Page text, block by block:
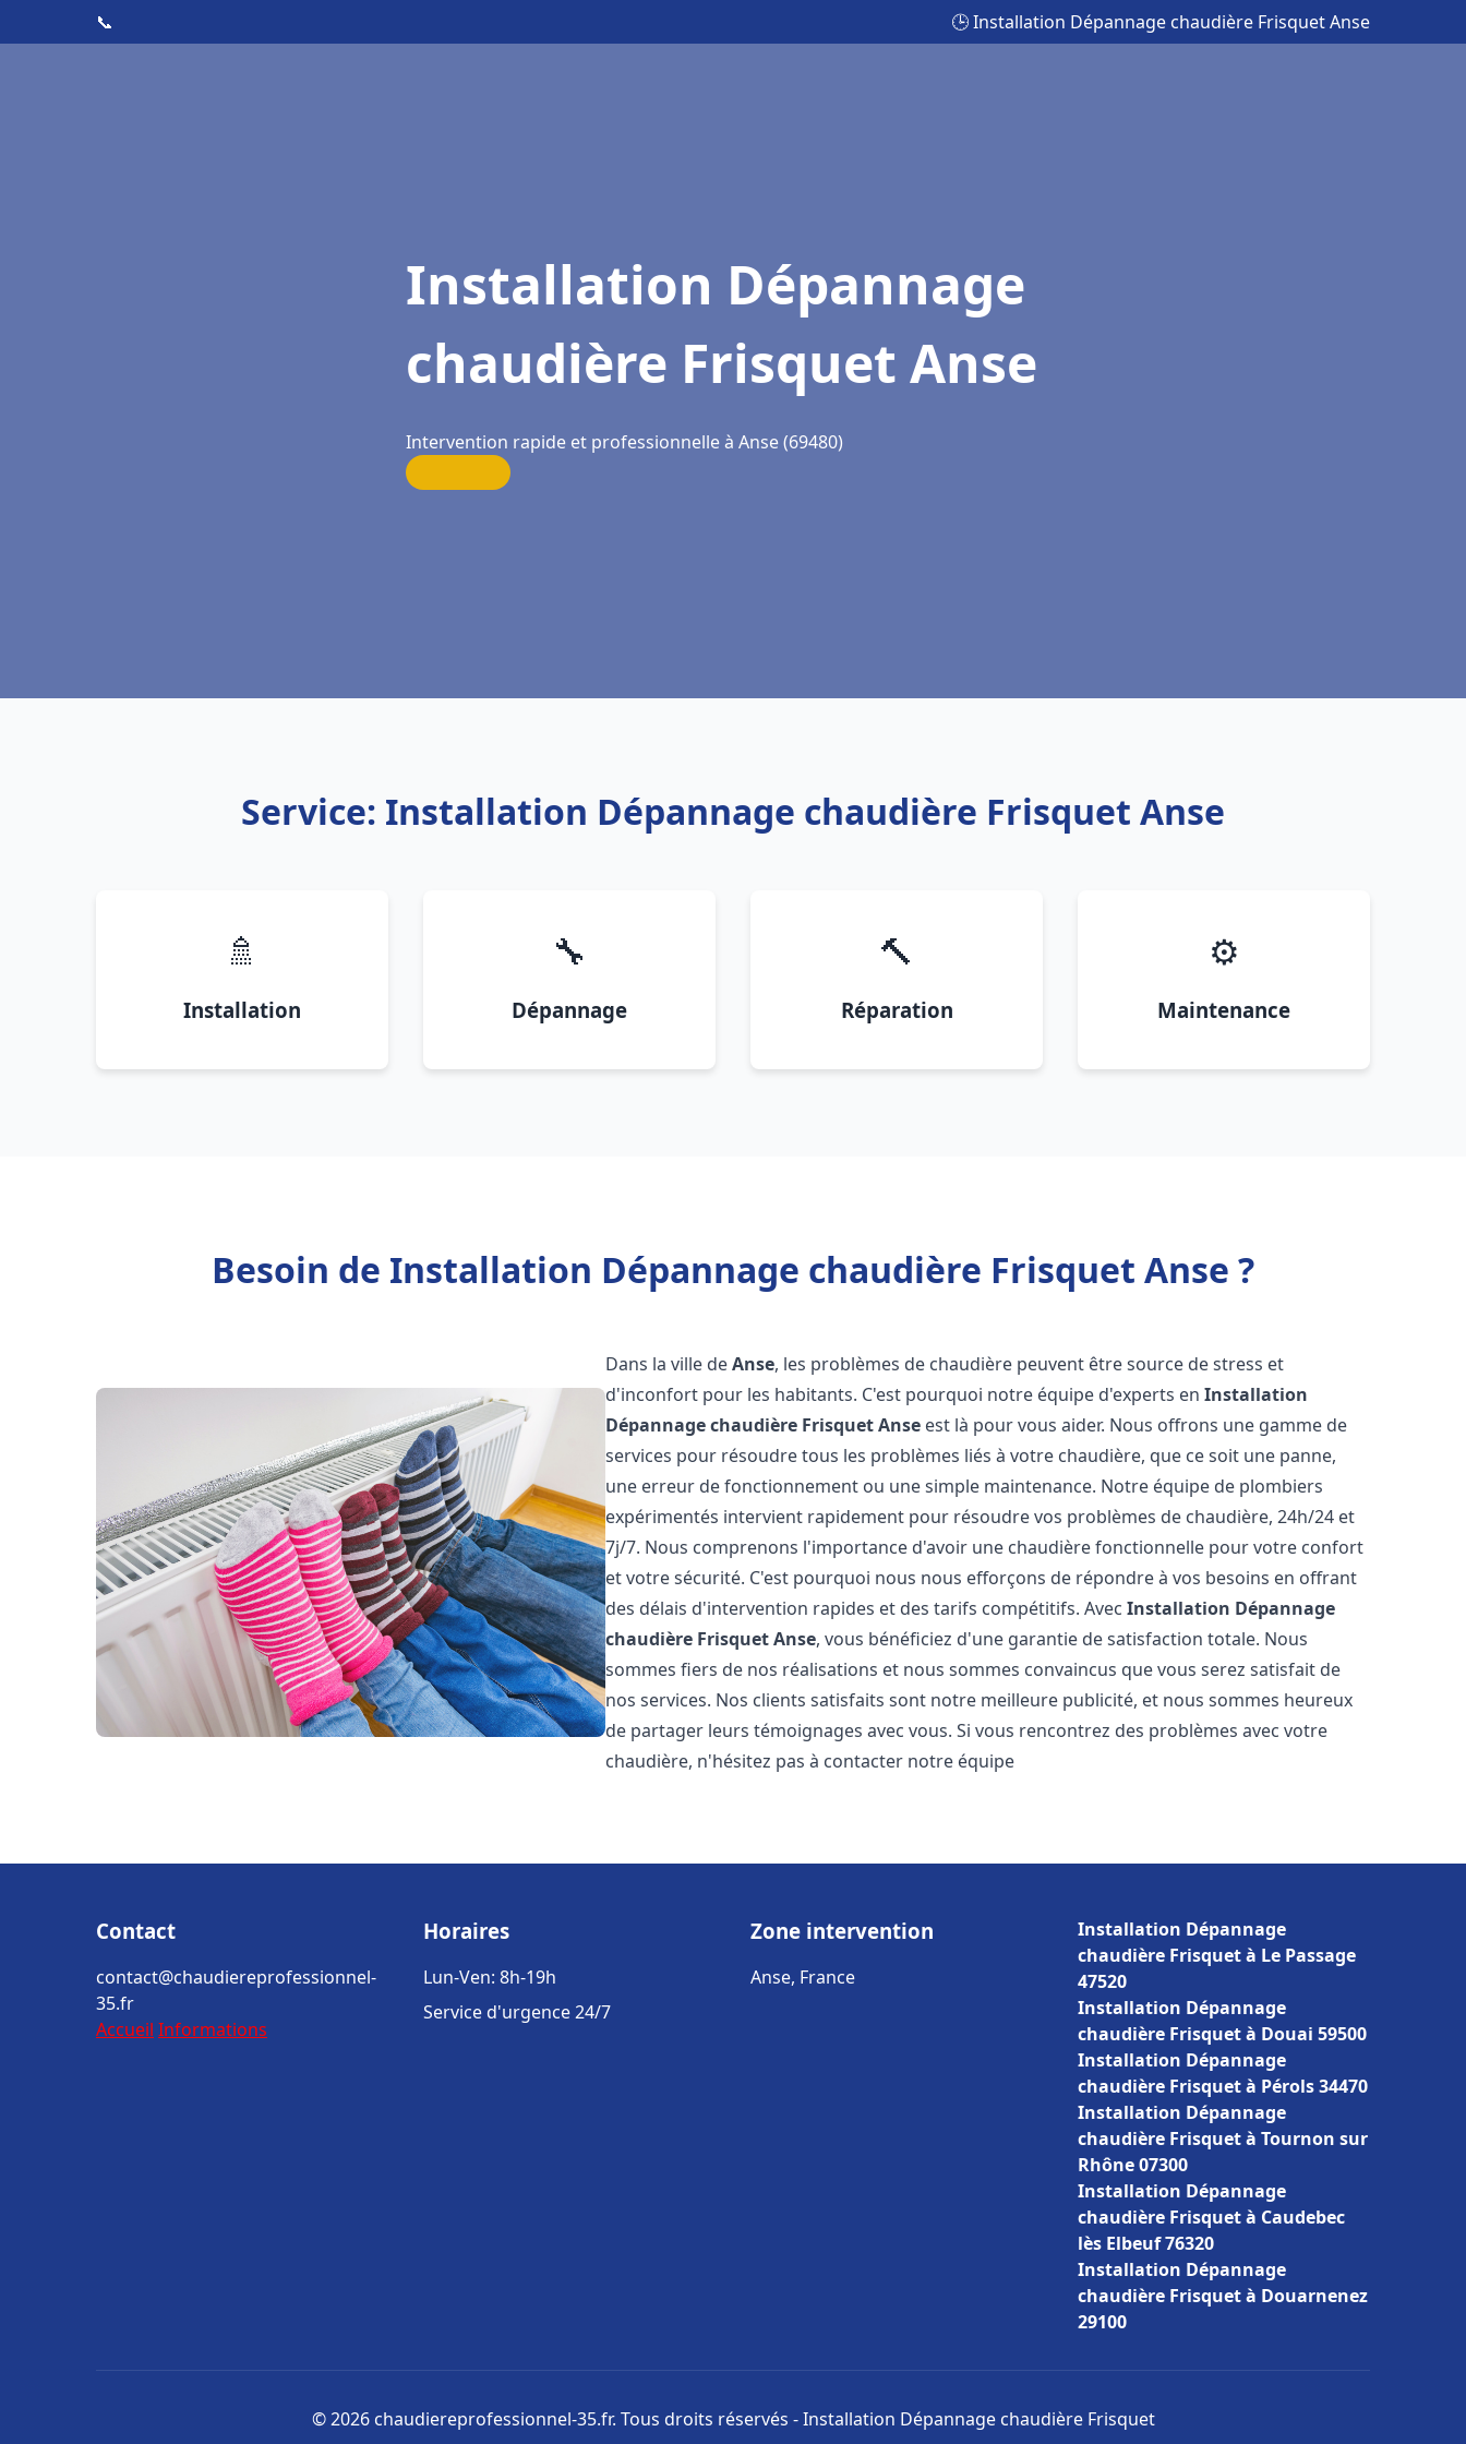
📞 🕒 Installation Dépannage chaudière Frisquet Anse
Installation Dépannage
chaudière Frisquet Anse
Intervention rapide et professionnelle à Anse (69480)
Service: Installation Dépannage chaudière Frisquet Anse
🚿
Installation
🔧
Dépannage
🔨
Réparation
⚙️
Maintenance
Besoin de Installation Dépannage chaudière Frisquet Anse ?
Dans la ville deAnse, les problèmes de chaudière peuvent être source de stress et
d'inconfort pour les habitants. C'est pourquoi notre équipe d'experts enInstallation
Dépannage chaudière FrisquetAnse est là pour vous aider. Nous offrons une gamme de
services pour résoudre tous les problèmes liés à votre chaudière, que ce soit une panne,
une erreur de fonctionnement ou une simple maintenance. Notre équipe de plombiers
expérimentés intervient rapidement pour résoudre vos problèmes de chaudière, 24h/24 et
7j/7. Nous comprenons l'importance d'avoir une chaudière fonctionnelle pour votre confort
et votre sécurité. C'est pourquoi nous nous efforçons de répondre à vos besoins en offrant
des délais d'intervention rapides et des tarifs compétitifs. AvecInstallation Dépannage
chaudière FrisquetAnse, vous bénéficiez d'une garantie de satisfaction totale. Nous
sommes fiers de nos réalisations et nous sommes convaincus que vous serez satisfait de
nos services. Nos clients satisfaits sont notre meilleure publicité, et nous sommes heureux
de partager leurs témoignages avec vous. Si vous rencontrez des problèmes avec votre
chaudière, n'hésitez pas à contacter notre équipe
Contact
contact@chaudiereprofessionnel-
35.fr
Accueil Informations
Horaires
Lun-Ven: 8h-19h
Service d'urgence 24/7
Zone intervention
Anse, France
Installation Dépannage
chaudière Frisquet à Le Passage
47520
Installation Dépannage
chaudière Frisquet à Douai 59500
Installation Dépannage
chaudière Frisquet à Pérols 34470
Installation Dépannage
chaudière Frisquet à Tournon sur
Rhône 07300
Installation Dépannage
chaudière Frisquet à Caudebec
lès Elbeuf 76320
Installation Dépannage
chaudière Frisquet à Douarnenez
29100
© 2026 chaudiereprofessionnel-35.fr. Tous droits réservés - Installation Dépannage chaudière Frisquet